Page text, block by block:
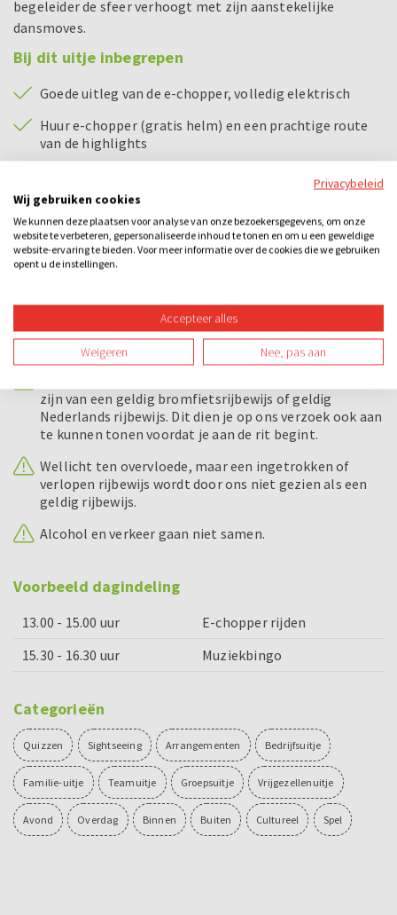
begeleider de sfeer verhoogt met zijn aanstekelijke
dansmoves.
Bij dit uitje inbegrepen
Goede uitleg van de e-chopper, volledig elektrisch
Huur e-chopper (gratis helm) en een prachtige route
van de highlights
Enthousiaste spelbegeleider
Bingokaarten
Prijs voor de winnaars
E-chopper rijden:
zijn van een geldig bromfietsrijbewijs of geldig
Nederlands rijbewijs. Dit dien je op ons verzoek ook aan
te kunnen tonen voordat je aan de rit begint.
Wellicht ten overvloede, maar een ingetrokken of
verlopen rijbewijs wordt door ons niet gezien als een
geldig rijbewijs.
Alcohol en verkeer gaan niet samen.
Voorbeeld dagindeling
13.00 - 15.00 uur
E-chopper rijden
15.30 - 16.30 uur
Muziekbingo
Categorieën
Quizzen Sightseeing Arrangementen Bedrijfsuitje
Familie-uitje Teamuitje Groepsuitje Vrijgezellenuitje
Avond Overdag Binnen Buiten Cultureel Spel
Privacybeleid
Wij gebruiken cookies
We kunnen deze plaatsen voor analyse van onze bezoekersgegevens, om onze
website te verbeteren, gepersonaliseerde inhoud te tonen en om u een geweldige
website-ervaring te bieden. Voor meer informatie over de cookies die we gebruiken
opent u de instellingen.
Accepteer alles
Weigeren Nee, pas aan